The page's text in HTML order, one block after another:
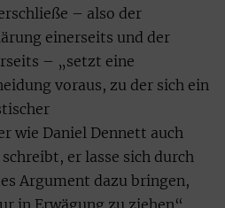
– also der
einerseits und der
– „setzt eine
voraus, zu der sich ein
wie Daniel Dennett auch
er lasse sich durch
Argument dazu bringen,